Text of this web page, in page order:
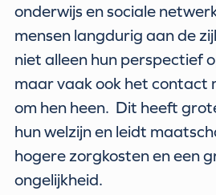
onderwijs en sociale
mensen langdurig aan de
niet alleen hun perspectief
maar vaak ook het contact
om hen heen. Dit heeft
hun welzijn en leidt
hogere zorgkosten en een
ongelijkheid.